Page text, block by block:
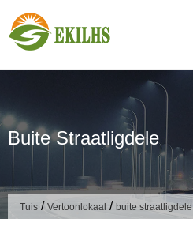
Buite Straatligdele
Tuis / Vertoonlokaal / buite straatligdele